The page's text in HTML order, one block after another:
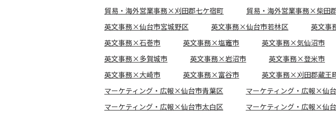
貿易・海外営業事務×刈田郡七ケ宿町
貿易・海外営業事務×柴田
英文事務×仙台市宮城野区
英文事務×仙台市若林区 英文事
英文事務×石巻市
英文事務×塩竈市 英文事務×気仙沼市
英文事務×多賀城市
英文事務×岩沼市 英文事務×登米市
英文事務×大崎市
英文事務×富谷市 英文事務×刈田郡蔵王
マーケティング・広報×仙台市青葉区
マーケティング・広報×仙
マーケティング・広報×仙台市太白区
マーケティング・広報×仙